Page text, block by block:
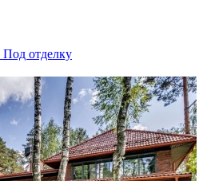
Под отделку